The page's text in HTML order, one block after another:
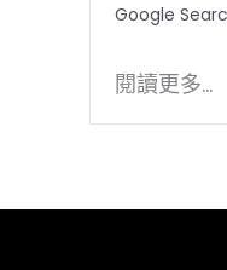
Google
閱讀更多...